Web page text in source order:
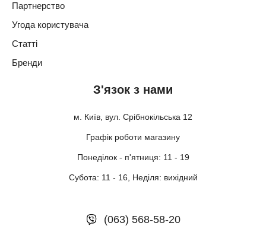
З'язок з нами
м. Київ, вул. Срібнокільська 12
Графік роботи магазину
Понеділок - п'ятниця: 11 - 19
Субота: 11 - 16, Неділя: вихідний
(063) 568-58-20
Партнерство
Угода користувача
Статті
Бренди